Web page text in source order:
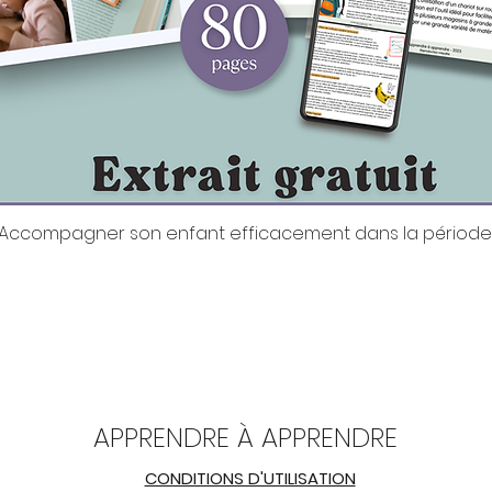
Aperçu rapide
Accompagner son enfant efficacement dans la
APPRENDRE À APPRENDRE
CONDITIONS D'UTILISATION